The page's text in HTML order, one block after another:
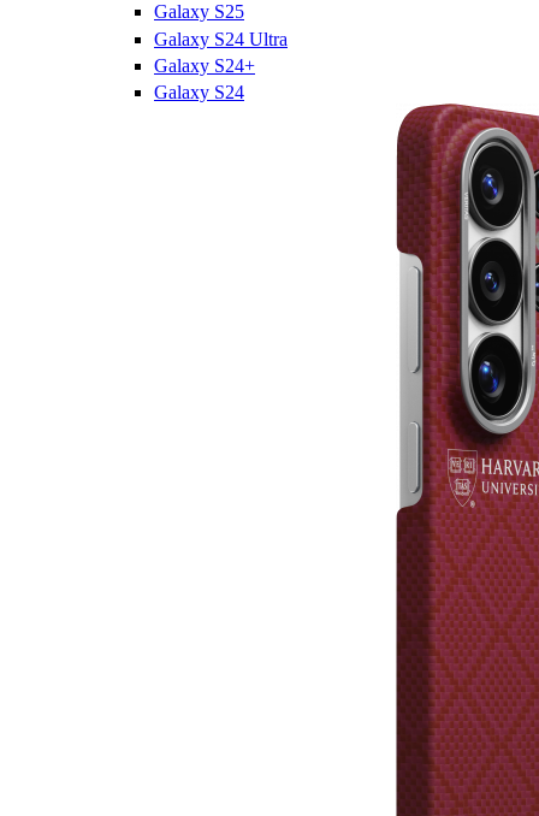
Galaxy S25
Galaxy S24 Ultra
Galaxy S24+
Galaxy S24